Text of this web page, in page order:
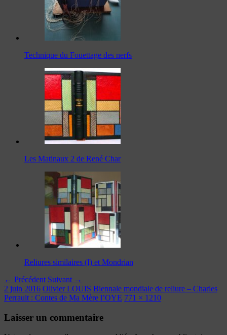
Technique du Fouettage des nerfs
Les Matinaux 2 de René Char
Reliures similaires (I) et Mondrian
← Précédent Suivant →
2 juin 2016 Olivier LOUIS Biennale mondiale de reliure – Charles
Perrault : Contes de Ma Mère l’OYE 771 × 1210
Laisser un commentaire